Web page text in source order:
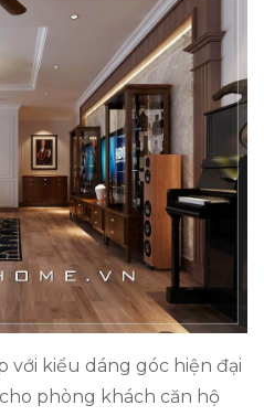
với kiểu dáng góc hiện đại
phòng khách căn hộ